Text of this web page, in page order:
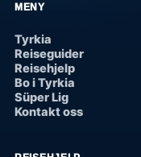
MENY
Tyrkia
Reiseguider
Reisehjelp
Bo i Tyrkia
Süper Lig
Kontakt oss